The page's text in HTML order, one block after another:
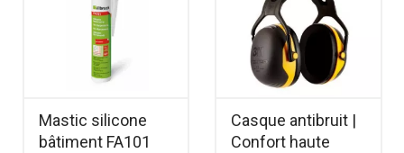
Mastic silicone
bâtiment FA101
Casque antibruit |
Confort haute